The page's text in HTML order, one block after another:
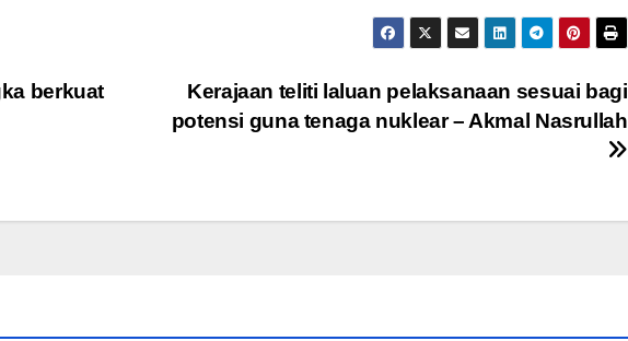
Kerajaan teliti laluan pelaksanaan sesuai bagi
potensi guna tenaga nuklear – Akmal Nasrullah
berkuat